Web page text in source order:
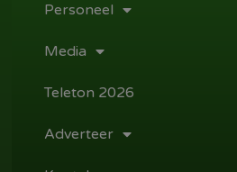
Personeel
Media
Teleton 2026
Adverteer